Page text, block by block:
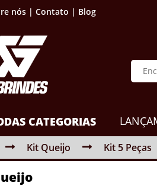
nós | Contato | Blog
CATEGORIAS
Kit Queijo Kit 5 Peças